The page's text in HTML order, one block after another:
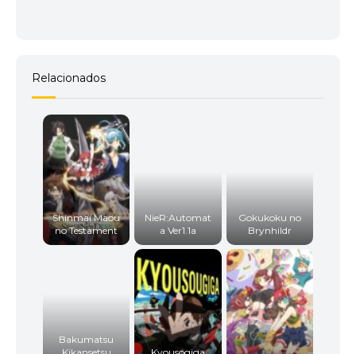
Relacionados
Shinmai Maou
no Testament
NieR:Automat
a Ver1.1a
Gokukoku no
Brynhildr
Bakumatsu